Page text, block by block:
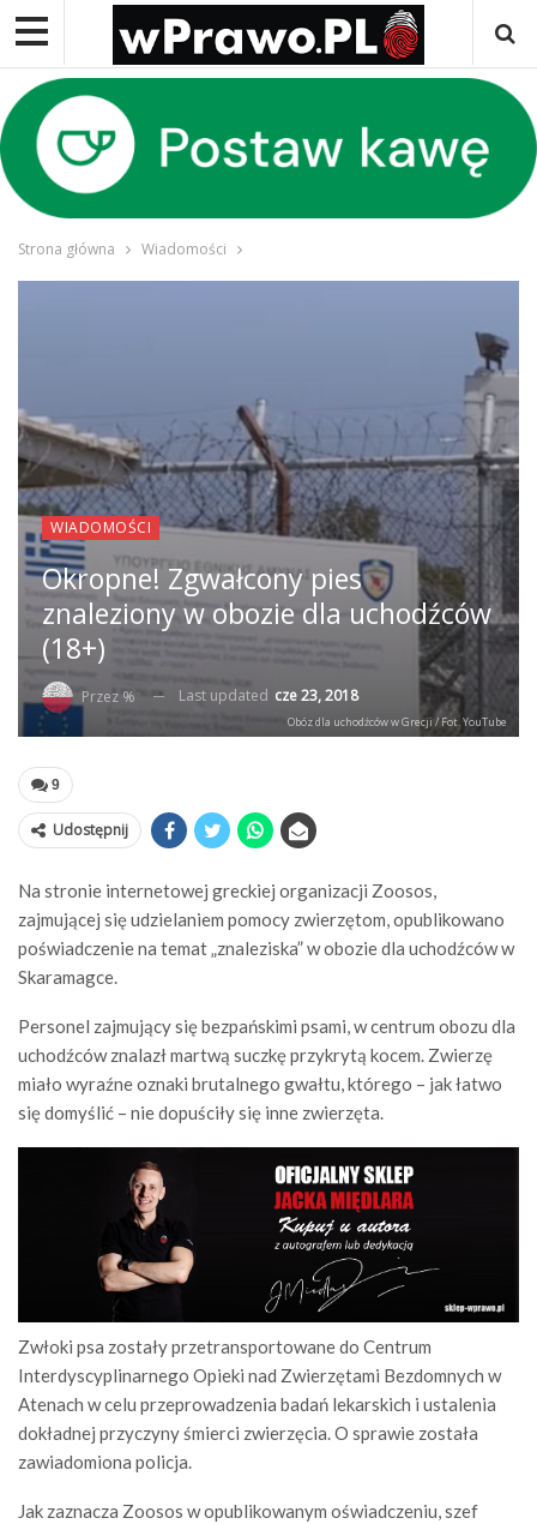
Strona główna Wiadomości
WIADOMOŚCI
Okropne! Zgwałcony pies
znaleziony w obozie dla uchodźców
(18+)
Przez % Last updated cze 23, 2018
Obóz dla uchodźców w Grecji / Fot. YouTube
9
Udostępnij
Na stronie internetowej greckiej organizacji Zoosos,
zajmującej się udzielaniem pomocy zwierzętom, opublikowano
poświadczenie na temat „znaleziska” w obozie dla uchodźców w
Skaramagce.
Personel zajmujący się bezpańskimi psami, w centrum obozu dla
uchodźców znalazł martwą suczkę przykrytą kocem. Zwierzę
miało wyraźne oznaki brutalnego gwałtu, którego – jak łatwo
się domyślić – nie dopuściły się inne zwierzęta.
Zwłoki psa zostały przetransportowane do Centrum
Interdyscyplinarnego Opieki nad Zwierzętami Bezdomnych w
Atenach w celu przeprowadzenia badań lekarskich i ustalenia
dokładnej przyczyny śmierci zwierzęcia. O sprawie została
zawiadomiona policja.
Jak zaznacza Zoosos w opublikowanym oświadczeniu, szef